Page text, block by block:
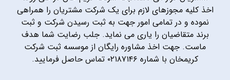
اخذ کلیه مجوزهای لازم برای یک شرکت مشتریان را همراهی
نموده و در تمامی امور جهت به ثبت رسیدن شرکت و ثبت
برند متقاضیان را یاری می نماید. جلب رضایت شما هدف
ماست. جهت اخذ مشاوره رایگان از موسسه ثبت شرکت
کریمخان با شماره ۰۲۱۸۷۱۴۶ تماس حاصل فرمایید.